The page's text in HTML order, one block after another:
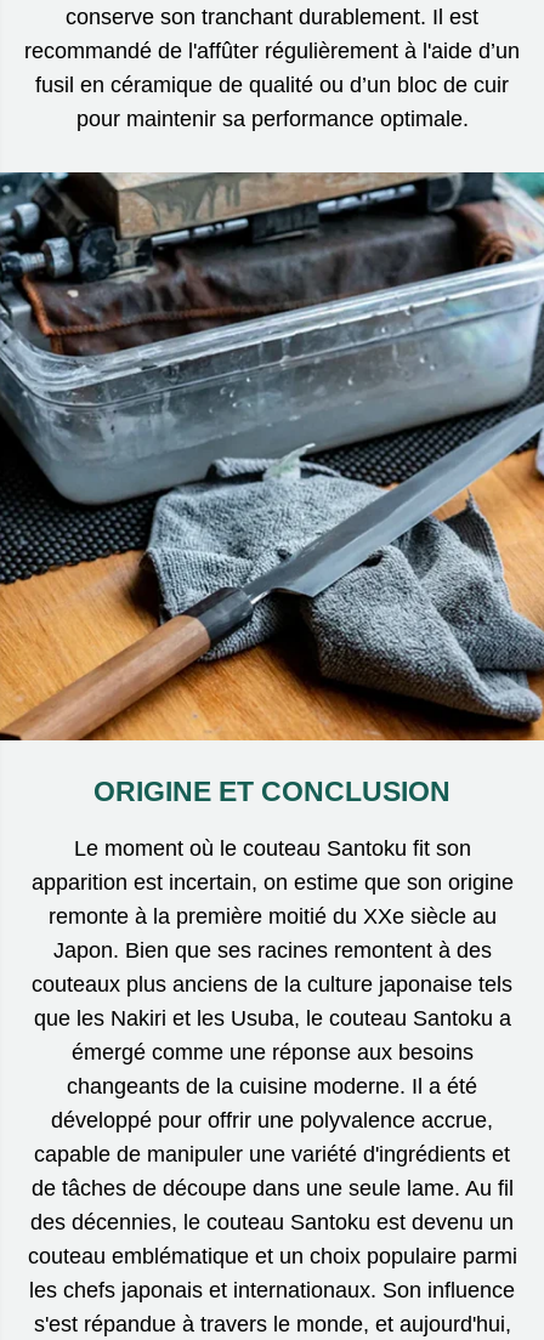
conserve son tranchant durablement. Il est
recommandé de l'affûter régulièrement à l'aide d’un
fusil en céramique de qualité ou d’un bloc de cuir
pour maintenir sa performance optimale.
ORIGINE ET CONCLUSION
Le moment où le couteau Santoku fit son
apparition est incertain, on estime que son origine
remonte à la première moitié du XXe siècle au
Japon. Bien que ses racines remontent à des
couteaux plus anciens de la culture japonaise tels
que les Nakiri et les Usuba, le couteau Santoku a
émergé comme une réponse aux besoins
changeants de la cuisine moderne. Il a été
développé pour offrir une polyvalence accrue,
capable de manipuler une variété d'ingrédients et
de tâches de découpe dans une seule lame. Au fil
des décennies, le couteau Santoku est devenu un
couteau emblématique et un choix populaire parmi
les chefs japonais et internationaux. Son influence
s'est répandue à travers le monde, et aujourd'hui,